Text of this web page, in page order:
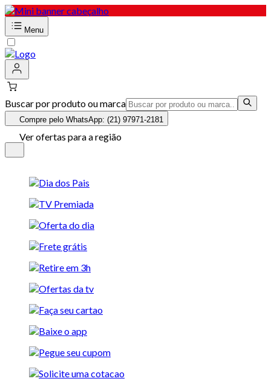
Menu
Buscar por produto ou marca
Compre pelo WhatsApp: (21) 97971-2181
Ver ofertas para a região